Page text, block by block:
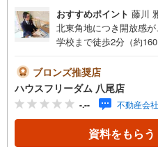
おすすめポイント 藤川
北東角地につき開放感
学校まで徒歩2分（約
560m）ですサンディ八
生活至便な立地です----
数取り揃えておりますハ
ード上場企業】です設
当日にご見学頂ける当
お客様のライフプラン
ブロンズ推奨店
ハウスフリーダム 八尾店
-.-- 不動産会
資料をもらう